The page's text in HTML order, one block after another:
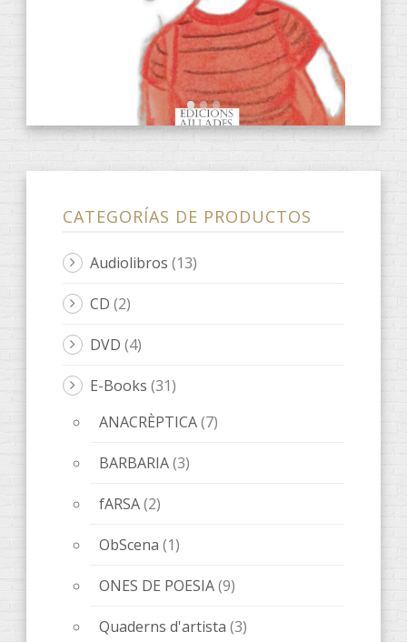
ANACRÈPTICA(7)
BARBARIA (3)
fARSA (2)
Quaderns d'artista (3)
LeOigo
ILLOTS
Libros LeOigo
Música(8)
Poesía(6)
Relatos(20)
Relats(8)
Libros(89)